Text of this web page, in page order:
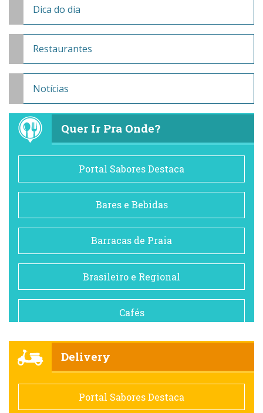
Dica do dia
Restaurantes
Notícias
Quer Ir Pra Onde?
Portal Sabores Destaca
Bares e Bebidas
Barracas de Praia
Brasileiro e Regional
Cafés
Comida saudável
Delivery
Portal Sabores Destaca